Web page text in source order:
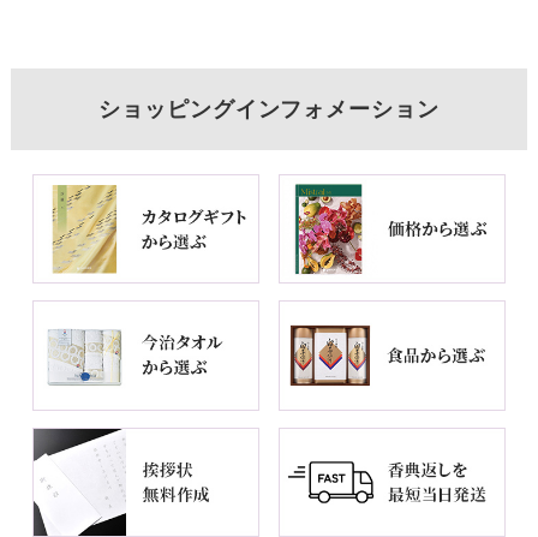
ショッピングインフォメーション